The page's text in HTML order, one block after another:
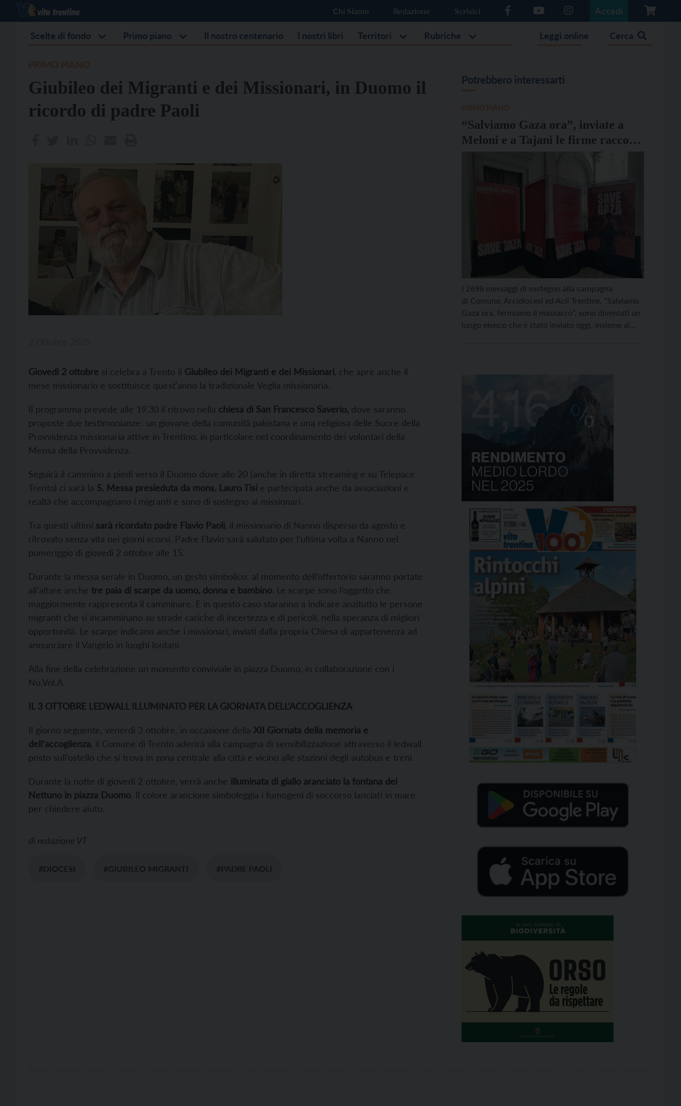
Chi Siamo Redazione Scrivici Accedi
Scelte di fondo Primo piano Il nostro centenario I nostri libri Territori Rubriche Leggi online Cerca
Giubileo dei Migranti e dei Missionari, in Duomo il
ricordo di padre Paoli
Giovedì 2 ottobre si celebra a Trento il Giubileo dei Migranti e dei Missionari , che apre anche il
mese missionario e sostituisce quest’anno la tradizionale Veglia missionaria.
Il programma prevede alle 19.30 il ritrovo nella chiesa di San Francesco Saverio, dove saranno
proposte due testimonianze: un giovane della comunità pakistana e una religiosa delle Suore della
Provvidenza missionaria attive in Trentino, in particolare nel coordinamento dei volontari della
Mensa della Provvidenza.
Seguirà il cammino a piedi verso il Duomo dove alle 20 (anche in diretta streaming e su Telepace
Trento) ci sarà la S. Messa presieduta da mons. Lauro Tisi e partecipata anche da associazioni e
realtà che accompagnano i migranti e sono di sostegno ai missionari.
Tra questi ultimi sarà ricordato padre Flavio Paoli , il missionario di Nanno disperso da agosto e
ritrovato senza vita nei giorni scorsi. Padre Flavio sarà salutato per l’ultima volta a Nanno nel
pomeriggio di giovedì 2 ottobre alle 15.
Durante la messa serale in Duomo, un gesto simbolico: al momento dell’offertorio saranno portate
all’altare anche tre paia di scarpe da uomo, donna e bambino. Le scarpe sono l’oggetto che
maggiormente rappresenta il camminare. E in questo caso staranno a indicare anzitutto le persone
migranti che si incamminano su strade cariche di incertezza e di pericoli, nella speranza di migliori
opportunità. Le scarpe indicano anche i missionari, inviati dalla propria Chiesa di appartenenza ad
annunciare il Vangelo in luoghi lontani.
Alla fine della celebrazione un momento conviviale in piazza Duomo, in collaborazione con i
Nu.Vol.A.
IL 3 OTTOBRE LEDWALL ILLUMINATO PER LA GIORNATA DELL’ACCOGLIENZA
Il giorno seguente, venerdì 3 ottobre, in occasione della XII Giornata della memoria e
dell’accoglienza , il Comune di Trento aderirà alla campagna di sensibilizzazione attraverso il ledwall
posto sull’ostello che si trova in zona centrale alla città e vicino alle stazioni degli autobus e treni.
Durante la notte di giovedì 2 ottobre, verrà anche illuminata di giallo aranciato la fontana del
Nettuno in piazza Duomo. Il colore arancione simboleggia i fumogeni di soccorso lanciati in mare
per chiedere aiuto.
di redazione VT
#DIOCESI #GIUBILEO MIGRANTI #PADRE PAOLI
Potrebbero interessarti
“Salviamo Gaza ora”, inviate a
Meloni e a Tajani le firme raccolte
da Comune, Arcidiocesi e Acli
I 2698 messaggi di sostegno alla campagna
di Comune, Arcidiocesi ed Acli Trentine, “Salviamo
Gaza ora, fermiamo il massacro”, sono diventati un
lungo elenco che è stato inviato oggi, insieme al